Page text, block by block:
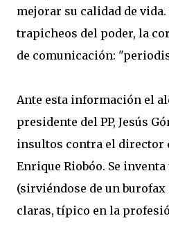
mejorar su calidad de vida.
trapicheos del poder, la
de comunicación:
Ante esta información el
presidente del PP, Jesús
insultos contra el director
Enrique Riobóo. Se
(sirviéndose de un
claras, típico en la